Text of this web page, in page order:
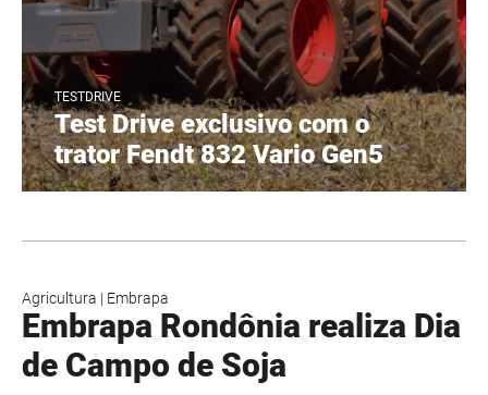
TESTDRIVE
Test Drive exclusivo com o
trator Fendt 832 Vario Gen5
Agricultura | Embrapa
Embrapa Rondônia realiza Dia
de Campo de Soja